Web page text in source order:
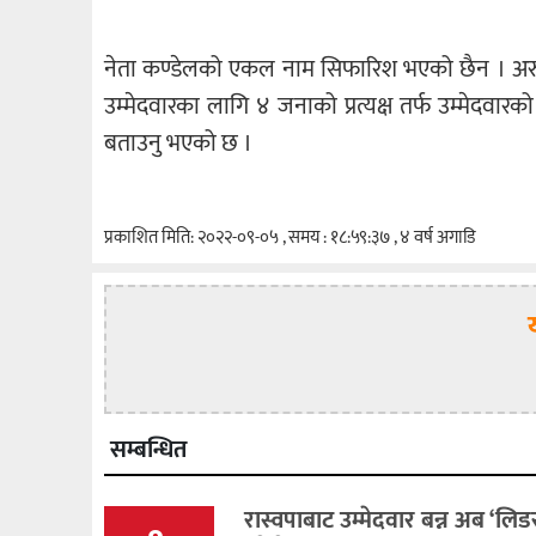
नेता कण्डेलको एकल नाम सिफारिश भएको छैन ।
उम्मेदवारका लागि ४ जनाको प्रत्यक्ष तर्फ
बताउनु भएको छ ।
प्रकाशित मिति: २०२२-०९-०५ , समय : १८:५९:३७ , ४ वर्ष अगाडि
सम्बन्धित
रास्वपाबाट उम्मेदवार बन्न अब